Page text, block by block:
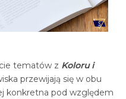
tematów z Koloru i
przewijają się w obu
konkretna pod względem